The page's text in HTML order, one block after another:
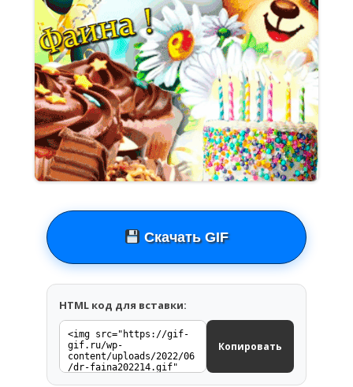
Скачать GIF
HTML код для вставки:
Копировать